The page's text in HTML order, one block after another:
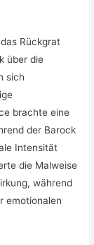
Rückgrat
über die
sich
brachte eine
der Barock
Intensität
die Malweise
während
emotionalen